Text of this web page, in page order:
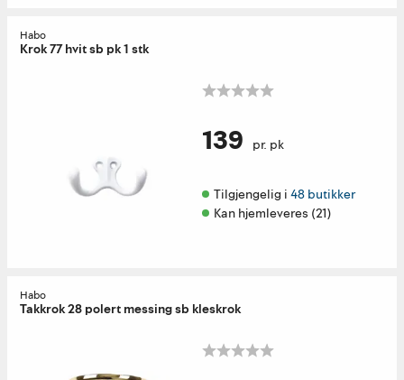
Habo
Krok 77 hvit sb pk 1 stk
139 pr. pk
Tilgjengelig i 48 butikker
Kan hjemleveres (21)
Habo
Takkrok 28 polert messing sb kleskrok